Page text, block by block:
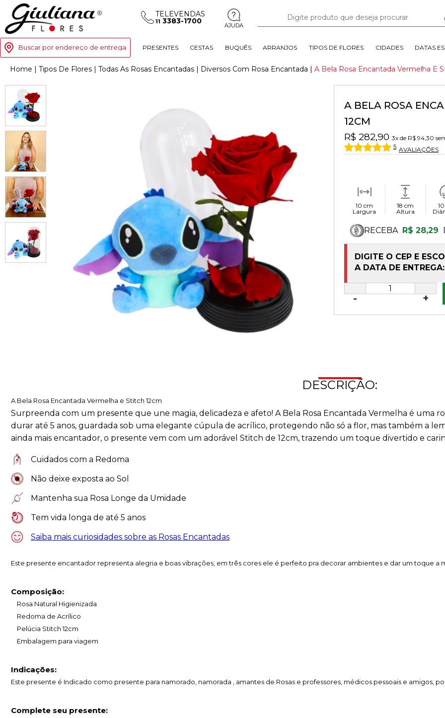
TELEVENDAS
11 3383-1700 AJUDA
Buscar por endereço de entrega PRESENTES CESTAS BUQUÊS ARRANJOS TIPOS DE FLORES CIDADES DATAS
Home | Tipos De Flores | Todas As Rosas Encantadas | Diversos Com Rosa Encantada | A Bela Rosa Encantada Vermelha E
A BELA ROSA
12CM
R$ 282,90 3x de R$ 94,30
5 AVALIAÇÕES
10 cm
Largura
18 cm
Altura
RECEBA R$ 28,29
DIGITE O CEP E
A DATA DE ENTREGA:
+
-
DESCRIÇÃO:
A Bela Rosa Encantada Vermelha e Stitch 12cm
Surpreenda com um presente que une magia, delicadeza e afeto! A Bela Rosa Encantada Vermelha é uma
durar até 5 anos, guardada sob uma elegante cúpula de acrílico, protegendo não só a flor, mas também a
ainda mais encantador, o presente vem com um adorável Stitch de 12cm, trazendo um toque divertido e
Cuidados com a Redoma
Não deixe exposta ao Sol
Mantenha sua Rosa Longe da Umidade
Tem vida longa de até 5 anos
Saiba mais curiosidades sobre as Rosas Encantadas
Este presente encantador representa alegria e boas vibrações, em três cores ele é perfeito pra decorar ambientes e dar um toque a
Composição:
Rosa Natural Higienizada
Redoma de Acrílico
Pelúcia Stitch 12cm
Embalagem para viagem
Indicações:
Este presente é Indicado como presente para namorado, namorada , amantes de Rosas e professores, médicos pessoais e amigos,
Complete seu presente: